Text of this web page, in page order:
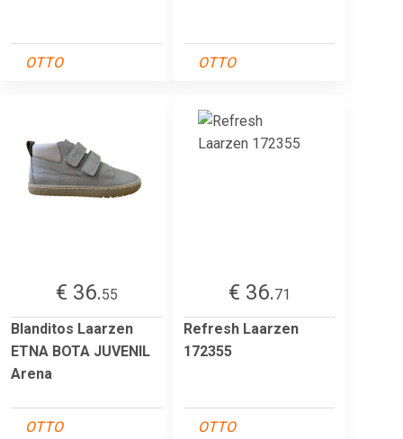
OTTO OTTO
€ 36.55
Blanditos Laarzen
ETNA BOTA JUVENIL
Arena
OTTO
€ 36.71
Refresh Laarzen
172355
OTTO